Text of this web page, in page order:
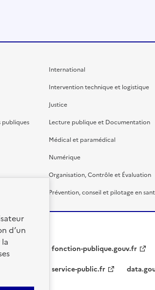
d’un
International
Intervention technique et logistique
Justice
Lecture publique et Documentation
Médical et paramédical
Numérique
Organisation, Contrôle et Évaluation
Prévention, conseil et pilotage en
fonction-publique.gouv.fr
service-public.fr